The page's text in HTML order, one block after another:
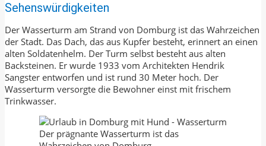
Sehenswürdigkeiten
Der Wasserturm am Strand von Domburg ist das Wahrzeichen
der Stadt. Das Dach, das aus Kupfer besteht, erinnert an einen
alten Soldatenhelm. Der Turm selbst besteht aus alten
Backsteinen. Er wurde 1933 vom Architekten Hendrik
Sangster entworfen und ist rund 30 Meter hoch. Der
Wasserturm versorgte die Bewohner einst mit frischem
Trinkwasser.
Der prägnante Wasserturm ist das